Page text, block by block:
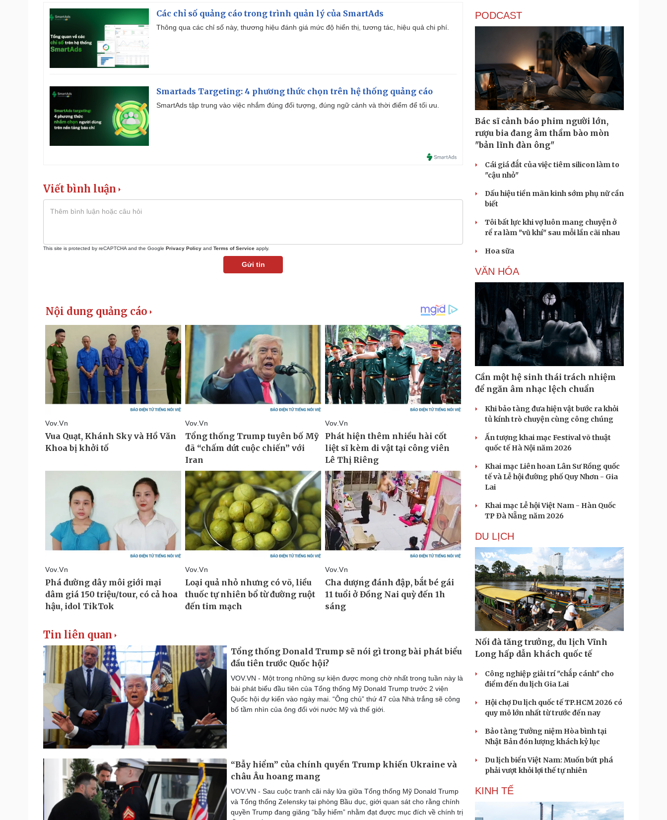
Các chỉ số quảng cáo trong trình quản lý của SmartAds
Thông qua các chỉ số này, thương hiệu đánh giá mức độ hiển thị, tương tác, hiệu quả chi phí.
Smartads Targeting: 4 phương thức chọn trên hệ thống quảng cáo
SmartAds tập trung vào việc nhắm đúng đối tượng, đúng ngữ cảnh và thời điểm để tối ưu.
Viết bình luận
This site is protected by reCAPTCHA and the Google Privacy Policy and Terms of Service apply.
Gửi tin
Tin liên quan
Tổng thống Donald Trump sẽ nói gì trong bài phát biểu
đầu tiên trước Quốc hội?
VOV.VN - Một trong những sự kiện được mong chờ nhất trong tuần này là
bài phát biểu đầu tiên của Tổng thống Mỹ Donald Trump trước 2 viện
Quốc hội dự kiến vào ngày mai. “Ông chủ” thứ 47 của Nhà trắng sẽ công
bố tầm nhìn của ông đối với nước Mỹ và thế giới.
“Bẫy hiểm” của chính quyền Trump khiến Ukraine và
châu Âu hoang mang
VOV.VN - Sau cuộc tranh cãi nảy lửa giữa Tổng thống Mỹ Donald Trump
và Tổng thống Zelensky tại phòng Bầu dục, giới quan sát cho rằng chính
quyền Trump đang giăng “bẫy hiểm” nhằm đạt được mục đích về chính trị
PODCAST
Bác sĩ cảnh báo phim người lớn,
rượu bia đang âm thầm bào mòn
"bản lĩnh đàn ông"
Cái giá đắt của việc tiêm silicon làm to
"cậu nhỏ"
Dấu hiệu tiền mãn kinh sớm phụ nữ cần
biết
Tôi bất lực khi vợ luôn mang chuyện ở
rể ra làm "vũ khí" sau mỗi lần cãi nhau
Hoa sữa
VĂN HÓA
Cần một hệ sinh thái trách nhiệm
để ngăn âm nhạc lệch chuẩn
Khi bảo tàng đưa hiện vật bước ra khỏi
tủ kính trò chuyện cùng công chúng
Ấn tượng khai mạc Festival võ thuật
quốc tế Hà Nội năm 2026
Khai mạc Liên hoan Lân Sư Rồng quốc
tế và Lễ hội đường phố Quy Nhơn - Gia
Lai
Khai mạc Lễ hội Việt Nam - Hàn Quốc
TP Đà Nẵng năm 2026
DU LỊCH
Nối đà tăng trưởng, du lịch Vĩnh
Long hấp dẫn khách quốc tế
Công nghiệp giải trí "chắp cánh" cho
điểm đến du lịch Gia Lai
Hội chợ Du lịch quốc tế TP.HCM 2026 có
quy mô lớn nhất từ trước đến nay
Bảo tàng Tưởng niệm Hòa bình tại
Nhật Bản đón lượng khách kỷ lục
Du lịch biển Việt Nam: Muốn bứt phá
phải vượt khỏi lợi thế tự nhiên
KINH TẾ